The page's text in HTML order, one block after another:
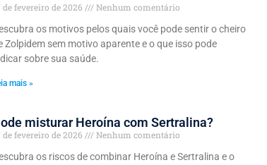
de fevereiro de 2026
Nenhum comentário
os motivos pelos quais você pode sentir o cheiro
Zolpidem sem motivo aparente e o que isso pode
sobre sua saúde.
mais »
misturar Heroína com Sertralina?
de fevereiro de 2026
Nenhum comentário
os riscos de combinar Heroína e Sertralina e o